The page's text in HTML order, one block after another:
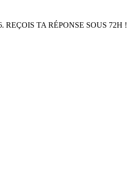
REÇOIS TA RÉPONSE SOUS 72H !